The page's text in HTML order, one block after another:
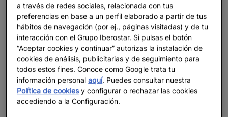
a través de redes sociales, relacionada con tus
preferencias en base a un perfil elaborado a partir de tus
hábitos de navegación (por ej., páginas visitadas) y de tu
interacción con el Grupo Iberostar. Si pulsas el botón
“Aceptar cookies y continuar” autorizas la instalación de
cookies de análisis, publicitarias y de seguimiento para
todos estos fines. Conoce como Google trata tu
información personalaquí. Puedes consultar nuestra
Política de cookiesy configurar o rechazar las cookies
accediendo a la Configuración.